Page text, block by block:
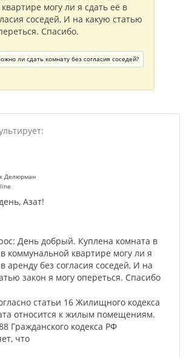
могу ли я сдать её в
соседей, И на какую статью
Спасибо.
ли сдать комнату без согласия соседей?
Делюрман
Азат!
День добрый. Куплена комната в
в коммунальной квартире могу ли я
аренду без согласия соседей, И на
закон я могу опереться. Спасибо
статьи 16 Жилищного кодекса
относится к жилым помещениям.
Гражданского кодекса РФ
что